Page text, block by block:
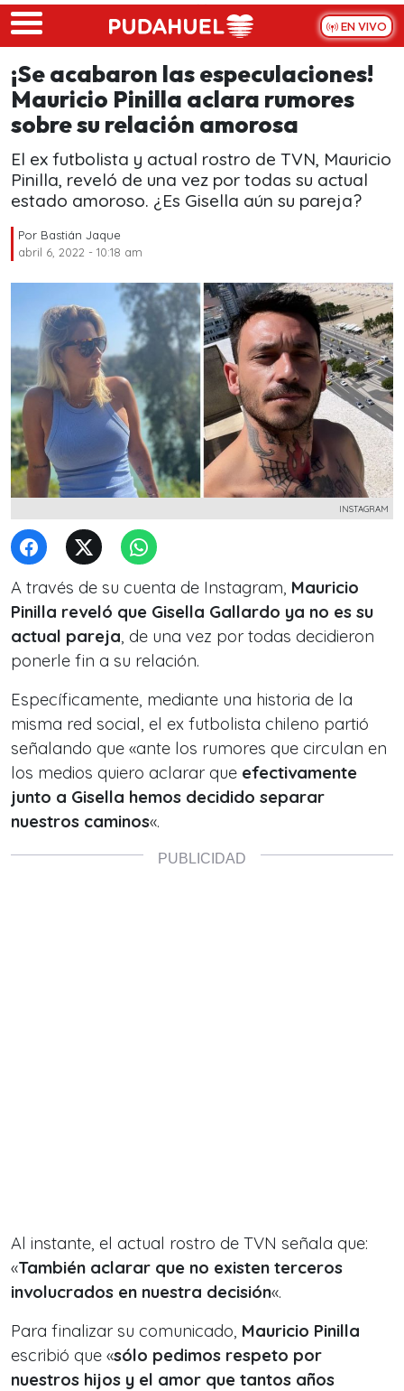
Skip to main content
EN VIVO
¡Se acabaron las especulaciones!
Mauricio Pinilla aclara rumores
sobre su relación amorosa
El ex futbolista y actual rostro de TVN, Mauricio
Pinilla, reveló de una vez por todas su actual
estado amoroso. ¿Es Gisella aún su pareja?
Por Bastián Jaque
abril 6, 2022 - 10:18 am
INSTAGRAM
A través de su cuenta de Instagram, Mauricio
Pinilla reveló que Gisella Gallardo ya no es su
actual pareja, de una vez por todas decidieron
ponerle fin a su relación.
Específicamente, mediante una historia de la
misma red social, el ex futbolista chileno partió
señalando que «ante los rumores que circulan en
los medios quiero aclarar que efectivamente
junto a Gisella hemos decidido separar
nuestros caminos«.
Al instante, el actual rostro de TVN señala que:
«También aclarar que no existen terceros
involucrados en nuestra decisión«.
Para finalizar su comunicado, Mauricio Pinilla
escribió que «sólo pedimos respeto por
nuestros hijos y el amor que tantos años